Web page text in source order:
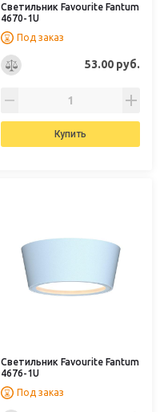
Светильник Favourite Fantum
4670-1U
Под заказ
53.00 руб.
Купить
Светильник Favourite Fantum
4676-1U
Под заказ